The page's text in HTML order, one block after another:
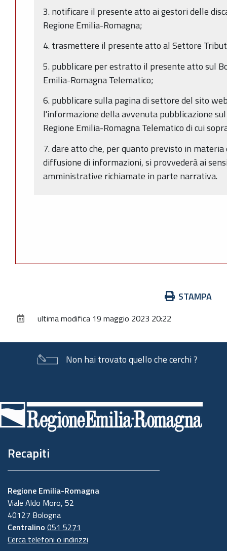
3. notificare il presente atto ai gestori delle
Regione Emilia-Romagna;
4. trasmettere il presente atto al Settore
5. pubblicare per estratto il presente atto sul
Emilia-Romagna Telematico;
6. pubblicare sulla pagina di settore del sito
l'informazione della avvenuta pubblicazione
Regione Emilia-Romagna Telematico di cui
7. dare atto che, per quanto previsto in
diffusione di informazioni, si provvederà ai
amministrative richiamate in parte narrativa.
documento
STAMPA
ultima modifica 19 maggio 2023 20:22
Non hai trovato quello che cerchi ?
di
pagina
Recapiti
Regione Emilia-Romagna
Viale Aldo Moro, 52
40127 Bologna
Centralino 051 5271
Cerca telefoni o indirizzi